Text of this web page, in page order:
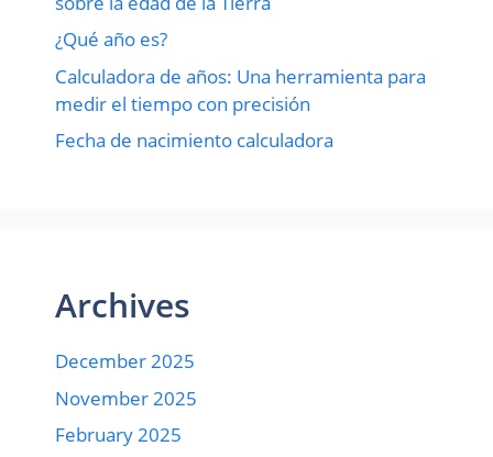
¿Qué año es?
Calculadora de años: Una herramienta para
medir el tiempo con precisión
Fecha de nacimiento calculadora
Archives
December 2025
November 2025
February 2025